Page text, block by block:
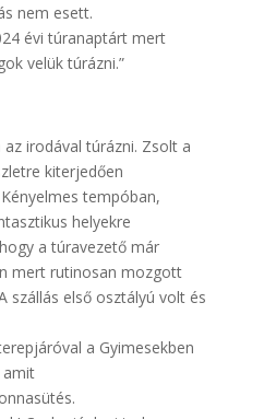
nem esett.
évi túranaptárt mert
velük túrázni.”
irodával túrázni. Zsolt a
kiterjedően
tempóban,
helyekre
a túravezető már
mert rutinosan mozgott
szállás első osztályú volt és
a Gyimesekben
amit